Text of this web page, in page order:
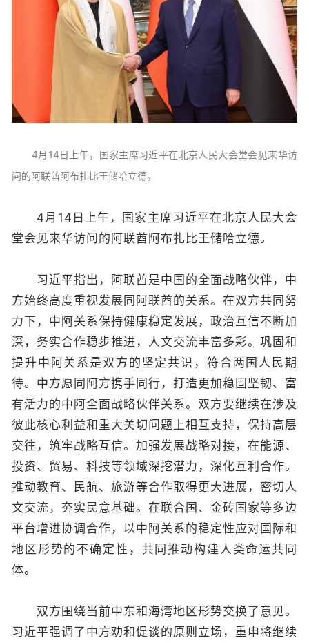
4月14日上午，国家主席习近平在北京人民大会堂会见来华访
问的阿联酋阿布扎比王储哈立德。
4月14日上午，国家主席习近平在北京人民大会
堂会见来华访问的阿联酋阿布扎比王储哈立德。
习近平指出，阿联酋是中国的全面战略伙伴，中
方始终高度重视发展同阿联酋的关系。在双方共同努
力下，中阿关系保持健康稳定发展，政治互信不断加
深，务实合作稳步推进，人文交流丰富多彩。巩固和
提升中阿关系是双方的坚定共识，符合两国人民期
待。中方愿同阿方携手同行，打造更加稳固坚韧、富
有活力的中阿全面战略伙伴关系。双方要继续在涉及
彼此核心利益和重大关切问题上相互支持，保持高层
交往，筑牢战略互信。加强发展战略对接，在能源、
投资、贸易、科技等领域深挖潜力，深化互利合作。
推动教育、民航、旅游等合作取得更大进展，密切人
文交流，夯实民意基础。在联合国、金砖国家等多边
平台增进协调合作，以中阿关系的稳定性应对国际和
地区形势的不确定性，共同推动构建人类命运共同
体。
双方围绕当前中东和海湾地区形势交换了意见。
习近平强调了中方劝和促谈的原则立场，重申将继续